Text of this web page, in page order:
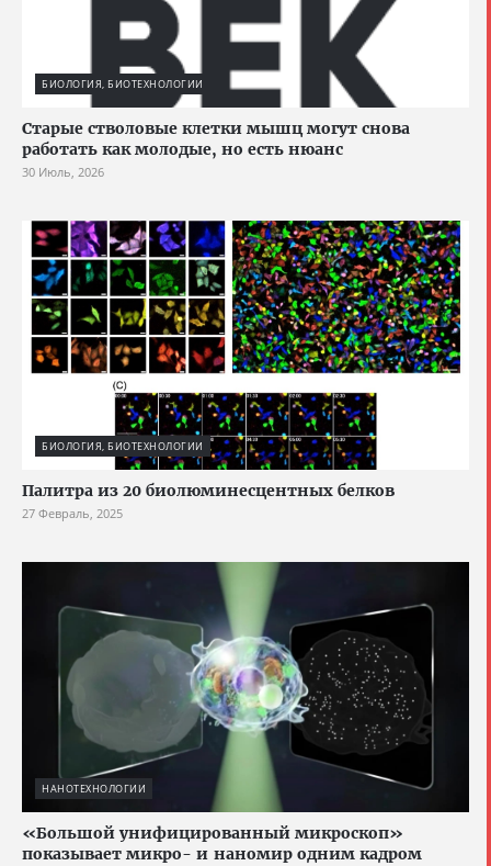
БИОЛОГИЯ, БИОТЕХНОЛОГИИ
Старые стволовые клетки мышц могут снова
работать как молодые, но есть нюанс
30 Июль, 2026
БИОЛОГИЯ, БИОТЕХНОЛОГИИ
Палитра из 20 биолюминесцентных белков
27 Февраль, 2025
НАНОТЕХНОЛОГИИ
«Большой унифицированный микроскоп»
показывает микро- и наномир одним кадром